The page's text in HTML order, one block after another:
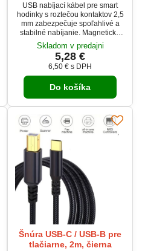
USB nabíjací kábel pre smart
hodinky s roztečou kontaktov 2,5
mm zabezpečuje spoľahlivé a
stabilné nabíjanie. Magnetické
uchytenie umožňuje rýchle a
presné pripojenie bez námahy.
Dĺžka 50 cm je ideálna pre
pohodlné používanie doma aj na
cestách. Kvalitné spracovanie a
čierne prevedenie zaručujú dlhú
životnosť a univerzálny vzhľad.
Skladom v predajni
5,28 €
6,50 € s DPH
Do košíka
Šnúra USB-C / USB-B pre
tlačiarne, 2m, čierna